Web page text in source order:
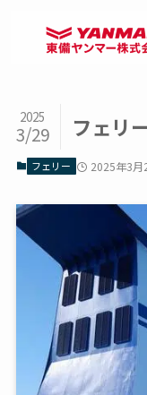
フェリ
2025
3/29
フェリー 2025年3月